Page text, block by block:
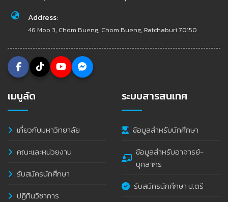
Address:
46 Moo 3, Chom Bueng, Chom Bueng, Ratchaburi 70150
เมนูลัด
เกี่ยวกับมหาวิทยาลัย
คณะและหน่วยงาน
รับสมัครนักศึกษา
ปฏิทินวิชาการ
ระบบสารสนเทศ
ข้อมูลสำหรับนักศึกษา
ข้อมูลสำหรับอาจารย์-
บุคลากร
รับสมัครนักศึกษา ป.ตรี